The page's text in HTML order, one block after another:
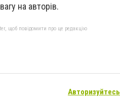
на авторів.
щоб повідомити про це редакцію
Авторизуйтесь